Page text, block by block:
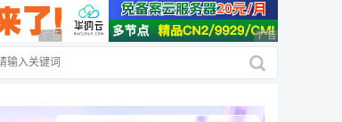
广告 商业广告，理性选择 广告 商业广告，理